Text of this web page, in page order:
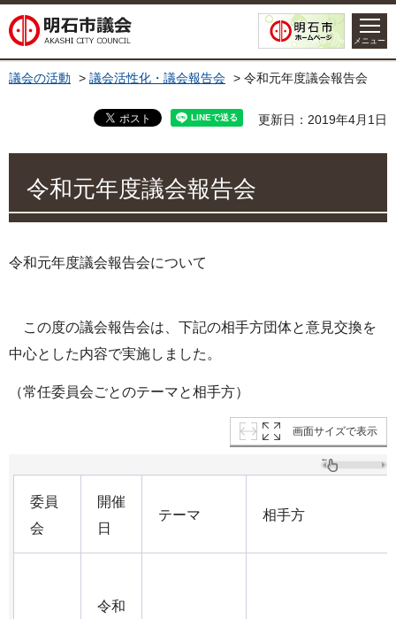
明石市議会
メニュー
議会の活動 > 議会活性化・議会報告会 > 令和元年度議会報告会
更新日：2019年4月1日
令和元年度議会報告会
令和元年度議会報告会について
この度の議会報告会は、下記の相手方団体と意見交換を
中心とした内容で実施しました。
（常任委員会ごとのテーマと相手方）
画面サイズで表示
委員
会
開催
日
テーマ 相手方
令和